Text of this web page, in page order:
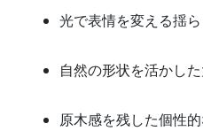
光で表情を変える揺
自然の形状を活かし
原木感を残した個性